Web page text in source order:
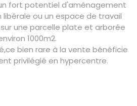
fort potentiel d'aménagement
libérale ou un espace de travail
une parcelle plate et arborée
1000m2.
bien rare à la vente bénéficie
privilégié en hypercentre.